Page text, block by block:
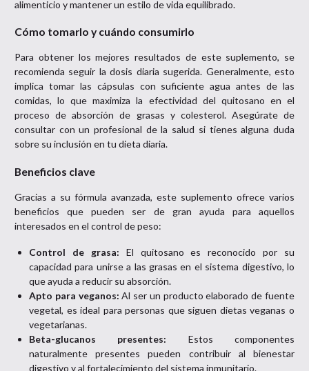
alimenticio y mantener un estilo de vida equilibrado.
Cómo tomarlo y cuándo consumirlo
Para obtener los mejores resultados de este suplemento, se
recomienda seguir la dosis diaria sugerida. Generalmente, esto
implica tomar las cápsulas con suficiente agua antes de las
comidas, lo que maximiza la efectividad del quitosano en el
proceso de absorción de grasas y colesterol. Asegúrate de
consultar con un profesional de la salud si tienes alguna duda
sobre su inclusión en tu dieta diaria.
Beneficios clave
Gracias a su fórmula avanzada, este suplemento ofrece varios
beneficios que pueden ser de gran ayuda para aquellos
interesados en el control de peso:
Control de grasa: El quitosano es reconocido por su
capacidad para unirse a las grasas en el sistema digestivo, lo
que ayuda a reducir su absorción.
Apto para veganos: Al ser un producto elaborado de fuente
vegetal, es ideal para personas que siguen dietas veganas o
vegetarianas.
Beta-glucanos presentes: Estos componentes
naturalmente presentes pueden contribuir al bienestar
digestivo y al fortalecimiento del sistema inmunitario.